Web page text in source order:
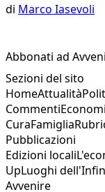
di Marco Iasevoli
Abbonati ad
Sezioni del sito
HomeAttualità
Commenti
CuraFamiglia
Pubblicazioni
Edizioni locali
UpLuoghi
Avvenire